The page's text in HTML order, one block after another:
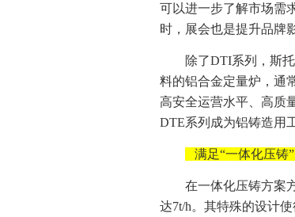
可以进一步了解市场需
时，展会也是提升品牌
除了DTI系列，斯
料的铝合金定量炉，通
高安全运营水平、高质
DTE系列成为铝铸造用
满足“一体化压铸
在一体化压铸方案
达7t/h。其特殊的设计